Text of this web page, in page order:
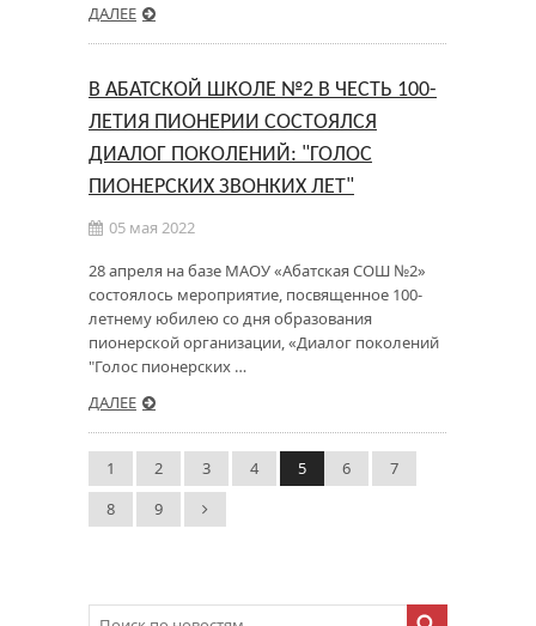
ДАЛЕЕ
В АБАТСКОЙ ШКОЛЕ №2 В ЧЕСТЬ 100-
ЛЕТИЯ ПИОНЕРИИ СОСТОЯЛСЯ
ДИАЛОГ ПОКОЛЕНИЙ: "ГОЛОС
ПИОНЕРСКИХ ЗВОНКИХ ЛЕТ"
05 мая 2022
28 апреля на базе МАОУ «Абатская СОШ №2»
состоялось мероприятие, посвященное 100-
летнему юбилею со дня образования
пионерской организации, «Диалог поколений
"Голос пионерских …
ДАЛЕЕ
1 2 3 4 5 6
7
8
9